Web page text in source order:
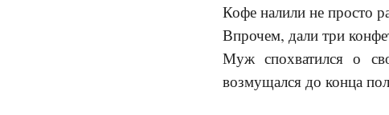
Кофе налили не просто
Впрочем, дали три
Муж спохватился о
возмущался до конца